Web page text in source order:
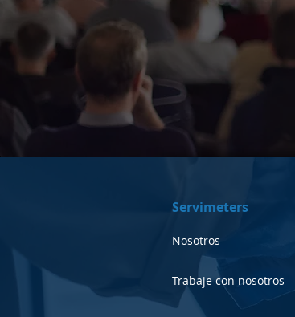
Servimeters
Nosotros
Trabaje con nosotros